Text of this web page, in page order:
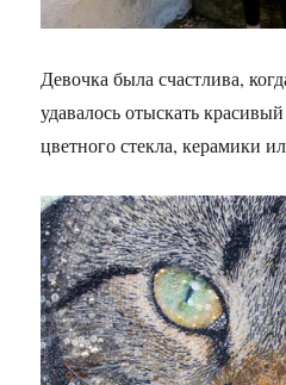
Девочка была счастлива,
удавалось отыскать
цветного стекла, керамики